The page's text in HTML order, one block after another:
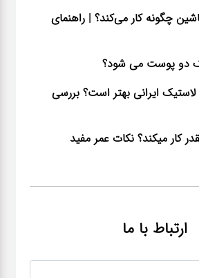
چگونه کار می‌کند؟ | راهنمای
دو پوست می شود؟
ایرانی بهتر است؟ بررسی
کار میکند؟ نکات عمر مفید
ارتباط با ما